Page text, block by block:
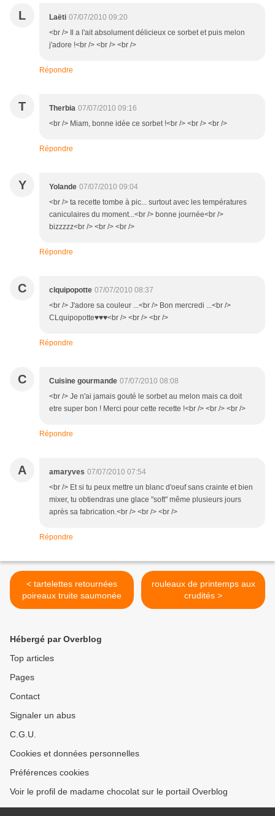
L Laëti 07/07/2010 09:20
<br /> Il a l'ait absolument délicieux ce sorbet et puis melon
j'adore !<br /> <br /> <br />
Répondre
T Therbia 07/07/2010 09:16
<br /> Miam, bonne idée ce sorbet !<br /> <br /> <br />
Répondre
Y Yolande 07/07/2010 09:04
<br /> ta recette tombe à pic... surtout avec les températures
caniculaires du moment...<br /> bonne journée<br />
bizzzzz<br /> <br /> <br />
Répondre
C clquipopotte 07/07/2010 08:37
<br /> J'adore sa couleur ...<br /> Bon mercredi ...<br />
CLquipopotte♥♥♥<br /> <br /> <br />
Répondre
C Cuisine gourmande 07/07/2010 08:08
<br /> Je n'ai jamais gouté le sorbet au melon mais ca doit
etre super bon ! Merci pour cette recette !<br /> <br /> <br />
Répondre
A amaryves 07/07/2010 07:54
<br /> Et si tu peux mettre un blanc d'oeuf sans crainte et bien
mixer, tu obtiendras une glace "soft" même plusieurs jours
après sa fabrication.<br /> <br /> <br />
Répondre
< tartelettes retournées
poireaux truite saumonée
rouleaux de printemps aux
crudités >
Hébergé par Overblog
Top articles
Pages
Contact
Signaler un abus
C.G.U.
Cookies et données personnelles
Préférences cookies
Voir le profil de madame chocolat sur le portail Overblog